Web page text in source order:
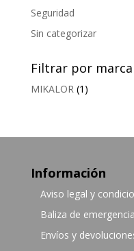
Seguridad
Sin categorizar
Filtrar por marca
MIKALOR (1)
Información
Aviso legal y
Baliza de
Envíos y